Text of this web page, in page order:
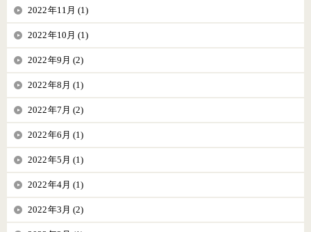
2022年11月 (1)
2022年10月 (1)
2022年9月 (2)
2022年8月 (1)
2022年7月 (2)
2022年6月 (1)
2022年5月 (1)
2022年4月 (1)
2022年3月 (2)